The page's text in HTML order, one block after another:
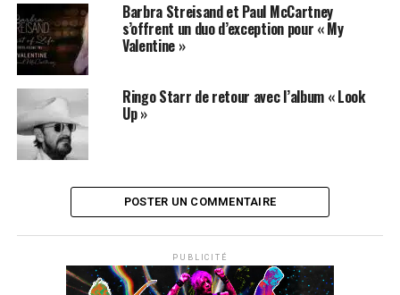
Barbra Streisand et Paul McCartney
s’offrent un duo d’exception pour « My
Valentine »
Ringo Starr de retour avec l’album « Look
Up »
POSTER UN COMMENTAIRE
PUBLICITÉ